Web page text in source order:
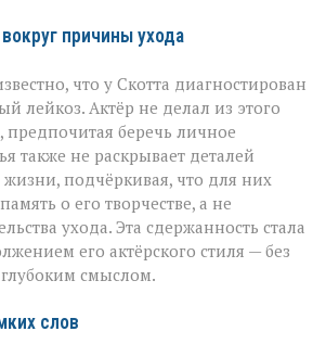
причины ухода
что у Скотта диагностирован
лейкоз. Актёр не делал из этого
беречь личное
также не раскрывает деталей
жизни, подчёркивая, что для них
о его творчестве, а не
ухода. Эта сдержанность стала
его актёрского стиля — без
смыслом.
слов